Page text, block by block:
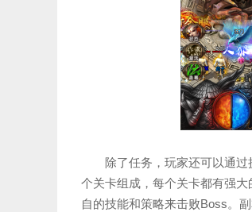
除了任务，玩家还可以通
个关卡组成，每个关卡都有强
自的技能和策略来击败Boss。